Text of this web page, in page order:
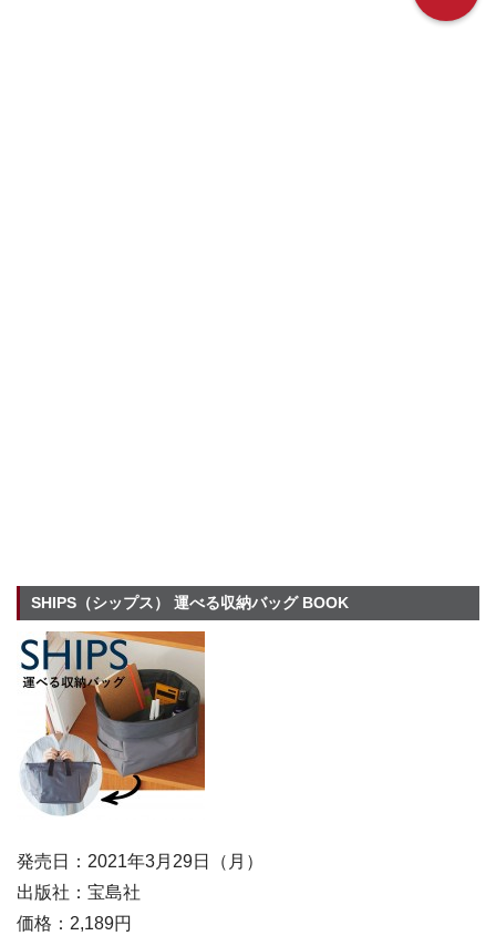
SHIPS（シップス） 運べる収納バッグ BOOK
発売日：2021年3月29日（月）
出版社：宝島社
価格：2,189円